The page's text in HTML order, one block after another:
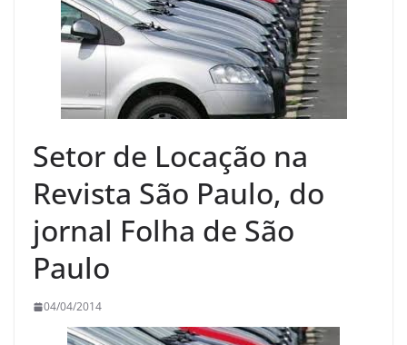
Setor de Locação na
Revista São Paulo, do
jornal Folha de São
Paulo
04/04/2014